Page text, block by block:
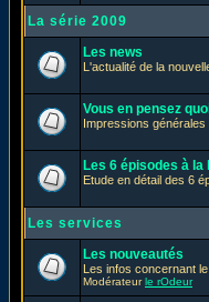
La série 2009
Les news
L'actualité de la
Vous en pensez
Impressions
Les 6 épisodes à la
Etude en détail des 6
Les services
Les nouveautés
Les infos concernant
Modérateurle rOdeur